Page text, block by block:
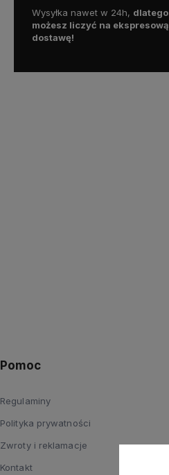
Wysyłka nawet w 24h, dlatego
możesz liczyć na ekspresową
dostawę!
Pomoc
Regulaminy
Polityka prywatności
Zwroty i reklamacje
Kontakt